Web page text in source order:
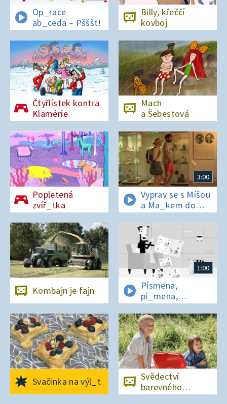
Op_race
ab_ceda – Pšššt!
Billy, křeččí
kovboj
Čtyřlístek kontra
Klamérie
Mach
a Šebestová
Popletená
zvíř_tka
3:00
Vyprav se s Míšou
a Ma_kem do
Dobrovických
muzeí
Kombajn je fajn
1:00
Písmena,
pí_mena,
písmena
Svačinka na výl_t
Svědectví
barevného
ostrova